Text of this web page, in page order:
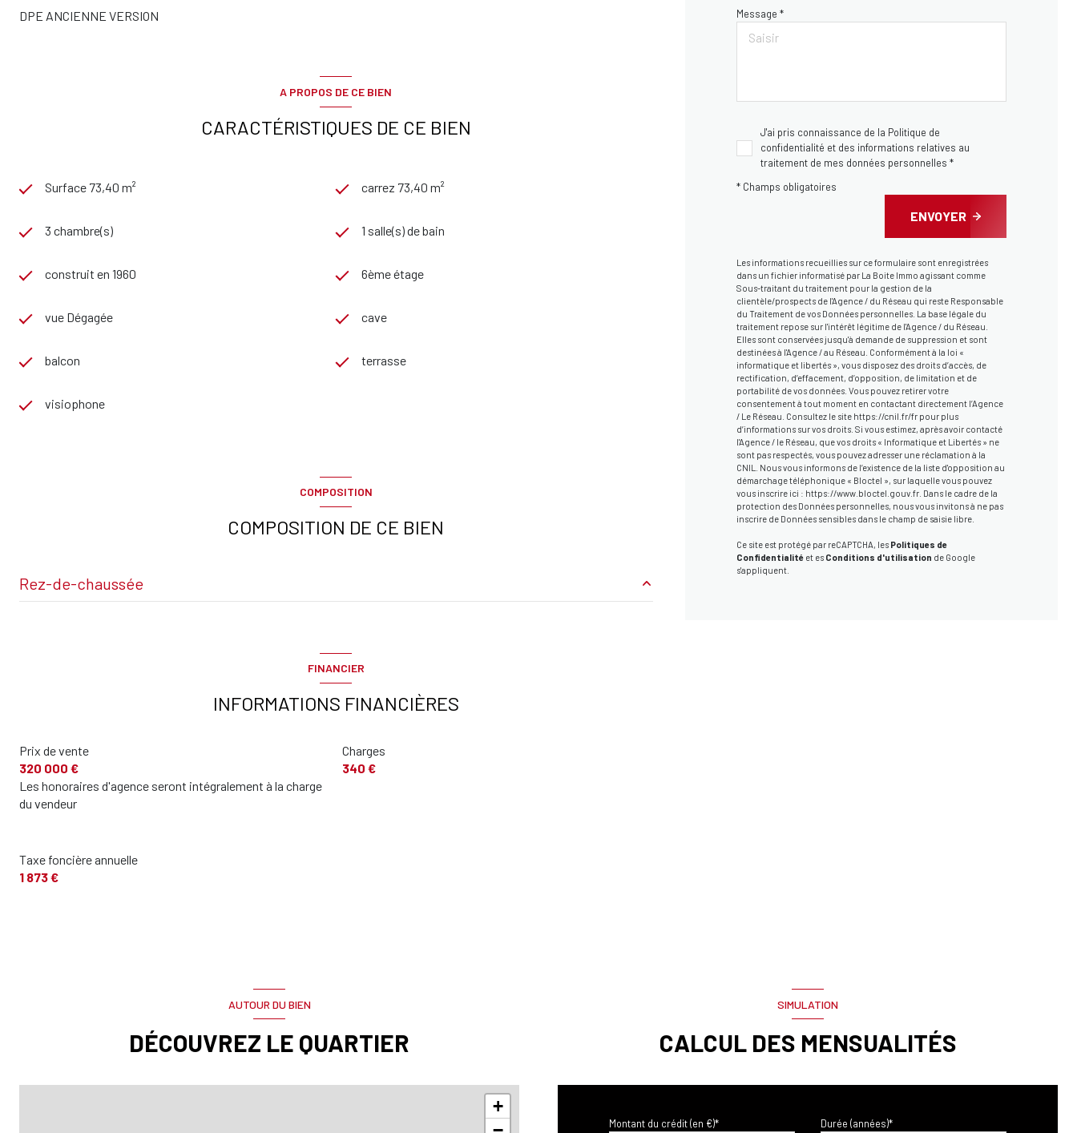
soigné.
Soumis au statut de la copropriété. Charges courantes mensuelles 340 euros incluant chauffage eau froide et eau
site Géorisques : georisques.gouv.fr
DPE ANCIENNE VERSION
A PROPOS DE CE BIEN
CARACTÉRISTIQUES DE CE BIEN
Surface 73,40 m² carrez 73,40 m²
3 chambre(s) 1 salle(s) de bain
construit en 1960 6ème étage
vue Dégagée cave
balcon terrasse
visiophone
COMPOSITION
COMPOSITION DE CE BIEN
Rez-de-chaussée
Toilettes
Salle de bains
cave
balcon
FINANCIER
INFORMATIONS FINANCIÈRES
Prix de vente
320 000 €
Les honoraires d'agence seront intégralement à la charge
du vendeur
Charges
340 €
Taxe foncière annuelle
1 873 €
Message *
J'ai pris connaissance de la Politique de
confidentialité et des informations relatives au
traitement de mes données personnelles *
* Champs obligatoires
ENVOYER
Les informations recueillies sur ce formulaire sont enregistrées
dans un fichier informatisé par La Boite Immo agissant comme
Sous-traitant du traitement pour la gestion de la
clientèle/prospects de l'Agence / du Réseau qui reste Responsable
du Traitement de vos Données personnelles. La base légale du
traitement repose sur l'intérêt légitime de l'Agence / du Réseau.
Elles sont conservées jusqu'à demande de suppression et sont
destinées à l'Agence / au Réseau. Conformément à la loi «
informatique et libertés », vous disposez des droits d’accès, de
rectification, d’effacement, d’opposition, de limitation et de
portabilité de vos données. Vous pouvez retirer votre
consentement à tout moment en contactant directement l’Agence
/ Le Réseau. Consultez le site https://cnil.fr/frpour plus
d’informations sur vos droits. Si vous estimez, après avoir contacté
l'Agence / le Réseau, que vos droits « Informatique et Libertés » ne
sont pas respectés, vous pouvez adresser une réclamation à la
CNIL. Nous vous informons de l’existence de la liste d'opposition au
démarchage téléphonique « Bloctel », sur laquelle vous pouvez
vous inscrire ici : https://www.bloctel.gouv.fr. Dans le cadre de la
protection des Données personnelles, nous vous invitons à ne pas
inscrire de Données sensibles dans le champ de saisie libre.
Ce site est protégé par reCAPTCHA, lesPolitiques de
Confidentialitéet esConditions d'utilisation de Google
s'appliquent.
AUTOUR DU BIEN
DÉCOUVREZ LE QUARTIER
+
SIMULATION
CALCUL DES MENSUALITÉS
Montant du crédit (en €)* Durée (années)*